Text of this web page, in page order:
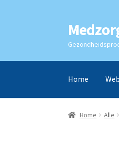
Ga
door
naar
navigatie
Ga
naar
de
inhoud
Home
Home Alle